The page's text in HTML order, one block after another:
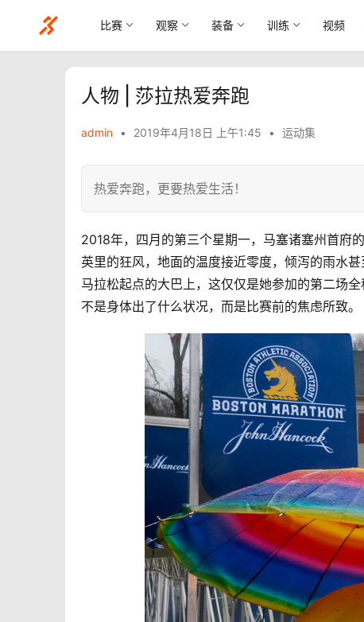
比赛 观察 装备 训练 视频
人物 | 莎拉热爱奔跑
admin • 2019年4月18日 上午1:45 • 运动集
热爱奔跑，更要热爱生活！
2018年，四月的第三个星期一，马塞诸塞州首府
英里的狂风，地面的温度接近零度，倾泻的雨水
马拉松起点的大巴上，这仅仅是她参加的第二场
不是身体出了什么状况，而是比赛前的焦虑所致。